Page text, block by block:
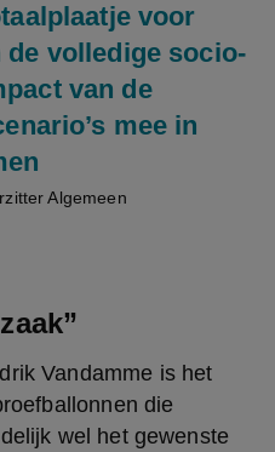
voor
de volledige socio-
van de
mee in
Algemeen
Vandamme is het
die
wel het gewenste